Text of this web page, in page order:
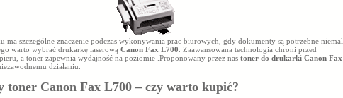
ma szczególne znaczenie podczas wykonywania prac biurowych, gdy dokumenty są potrzebne niemal
warto wybrać drukarkę laserową Canon Fax L700 . Zaawansowana technologia chroni przed
a toner zapewnia wydajność na poziomie .Proponowany przez nas toner do drukarki Canon Fax
działaniu.
toner Canon Fax L700 – czy warto kupić?